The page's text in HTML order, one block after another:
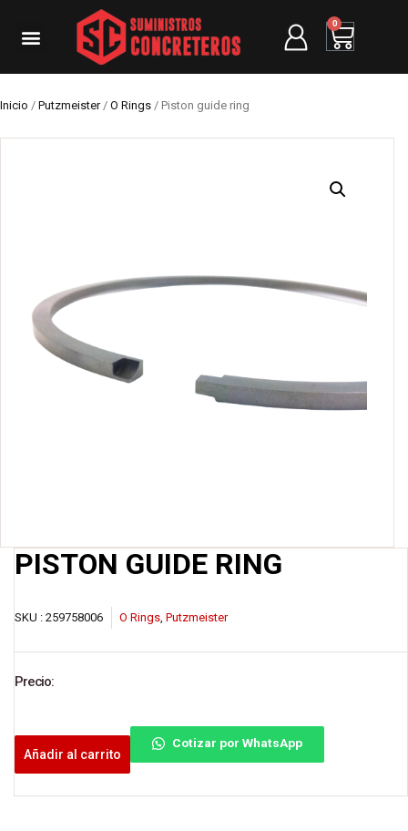
0
Inicio / Putzmeister/ O Rings / Piston guide ring
PISTON GUIDE RING
SKU : 259758006 O Rings Putzmeister
Precio:
Añadir al carrito
Cotizar por WhatsApp